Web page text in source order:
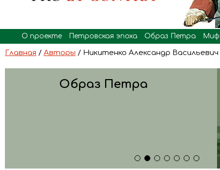
О проекте Петровская эпоха Образ Петра
Главная / Авторы / Никитенко Александр Васильевич
Образ Петра